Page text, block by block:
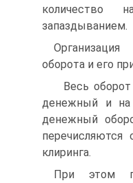
количество
запаздыванием.
Организация
оборота и его
Весь оборот
денежный и на
денежный
клиринга.
При этом